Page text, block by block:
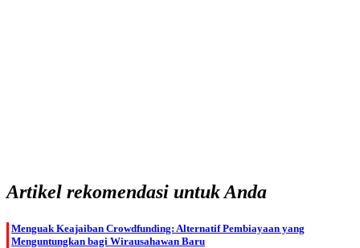
Artikel rekomendasi untuk Anda
Menguak Keajaiban Crowdfunding: Alternatif Pembiayaan yang
Menguntungkan bagi Wirausahawan Baru